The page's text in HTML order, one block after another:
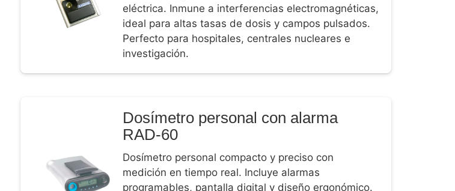
eléctrica. Inmune a interferencias electromagnéticas,
ideal para altas tasas de dosis y campos pulsados.
Perfecto para hospitales, centrales nucleares e
investigación.
Dosímetro personal con alarma
RAD-60
Dosímetro personal compacto y preciso con
medición en tiempo real. Incluye alarmas
programables, pantalla digital y diseño ergonómico.